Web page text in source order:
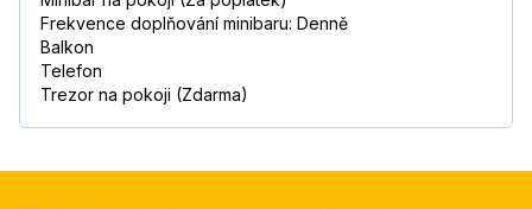
Frekvence doplňování minibaru: Denně
Balkon
Telefon
Trezor na pokoji (Zdarma)